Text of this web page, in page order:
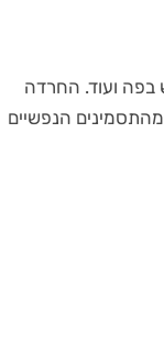
בפה ועוד. החרדה
הנפשיים